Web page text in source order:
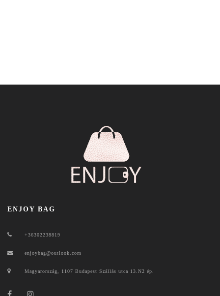
ENJOY BAG
+36302238819
enjoybag@outlook.com
Magyarország, 1107 Budapest Szállás utca 13.N2 ép.